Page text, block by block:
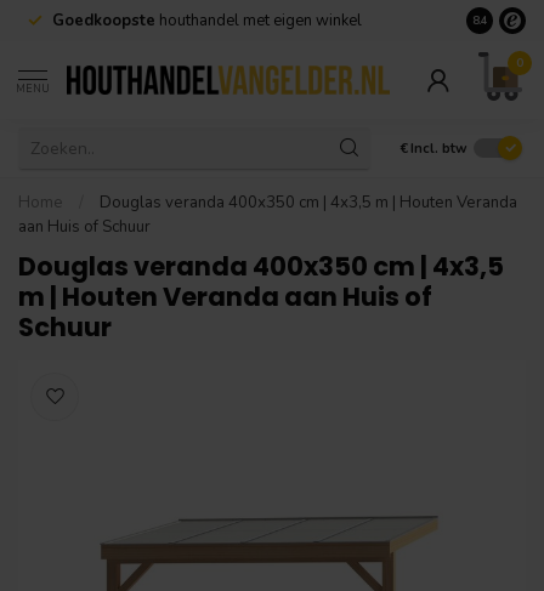
Goedkoopste houthandel met eigen winkel Geen
8.4
MENU
0
€ Incl. btw
Home
Douglas veranda 400x350 cm | 4x3,5 m | Houten Veranda
aan Huis of Schuur
Douglas veranda 400x350 cm | 4x3,5
m | Houten Veranda aan Huis of
Schuur